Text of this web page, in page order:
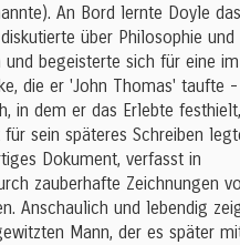
An Bord lernte Doyle das
über Philosophie und
begeisterte sich für eine im
die er 'John Thomas' taufte -
in dem er das Erlebte festhielt,
sein späteres Schreiben
Dokument, verfasst in
zauberhafte Zeichnungen
Anschaulich und lebendig
Mann, der es später